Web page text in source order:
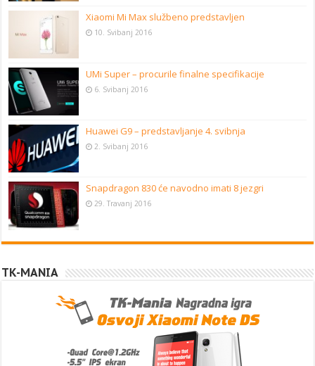
Xiaomi Mi Max službeno predstavljen
10. Svibanj 2016
UMi Super – procurile finalne specifikacije
6. Svibanj 2016
Huawei G9 – predstavljanje 4. svibnja
2. Svibanj 2016
Snapdragon 830 će navodno imati 8 jezgri
29. Travanj 2016
TK-MANIA